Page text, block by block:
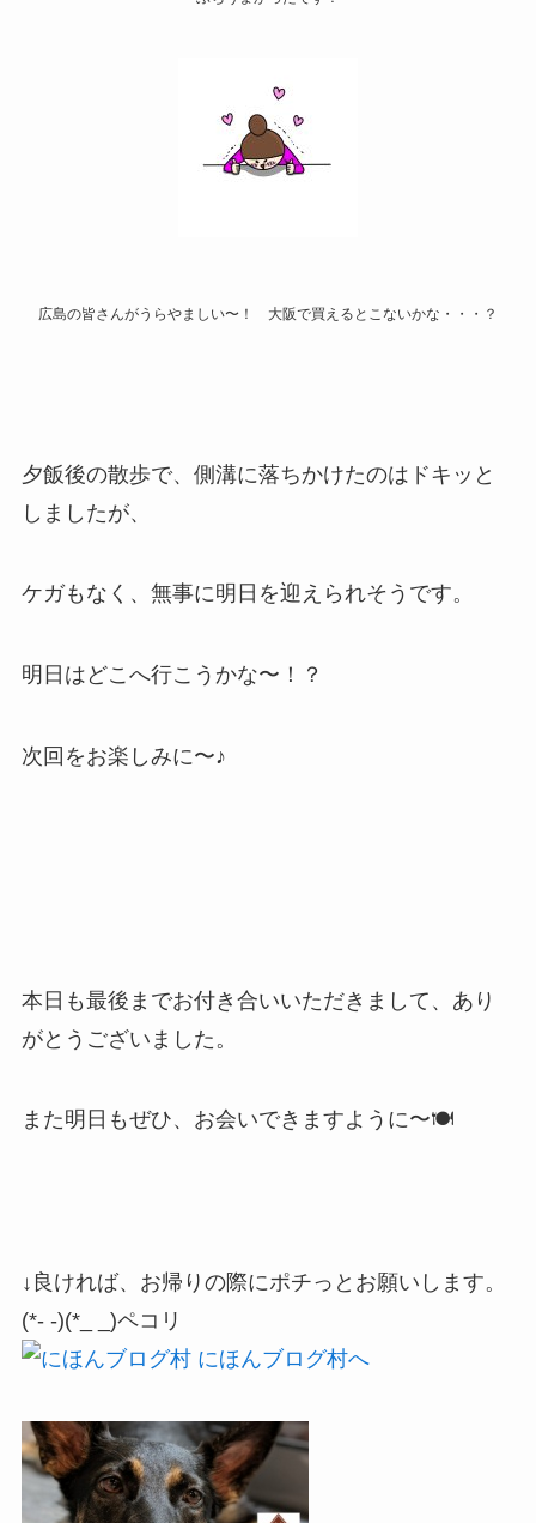
広島の皆さんがうらやましい〜！ 大阪で買えるとこないかな・・・？
夕飯後の散歩で、側溝に落ちかけたのはドキッと
しましたが、
ケガもなく、無事に明日を迎えられそうです。
明日はどこへ行こうかな〜！？
次回をお楽しみに〜♪
本日も最後までお付き合いいただきまして、あり
がとうございました。
また明日もぜひ、お会いできますように〜🍽️
↓良ければ、お帰りの際にポチっとお願いします。
(*- -)(*_ _)ペコリ